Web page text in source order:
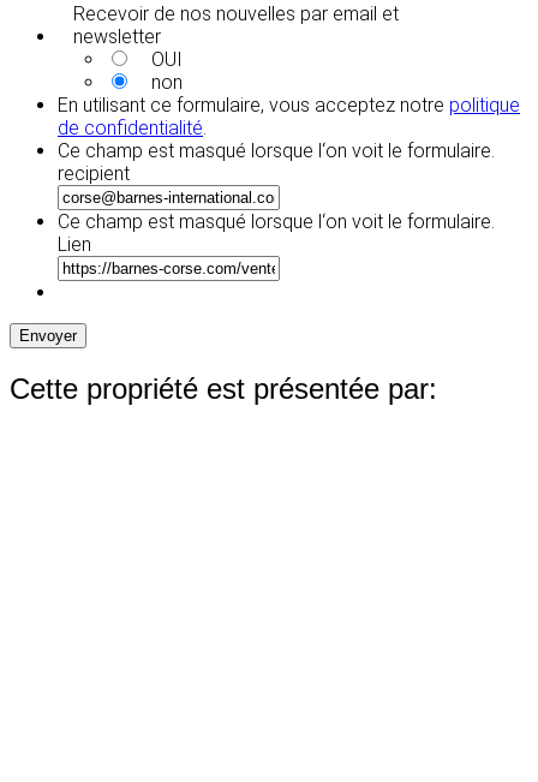
Recevoir de nos nouvelles par email et
newsletter
OUI
non
En utilisant ce formulaire, vous acceptez notre politique
de confidentialité.
Ce champ est masqué lorsque l‘on voit le formulaire.
recipient
Ce champ est masqué lorsque l‘on voit le formulaire.
Lien
Envoyer
Cette propriété est présentée par: